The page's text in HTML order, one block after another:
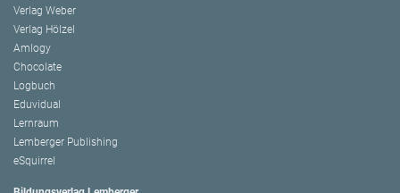
Verlag Weber
Verlag Hölzel
Amlogy
Chocolate
Logbuch
Eduvidual
Lernraum
Lemberger Publishing
eSquirrel